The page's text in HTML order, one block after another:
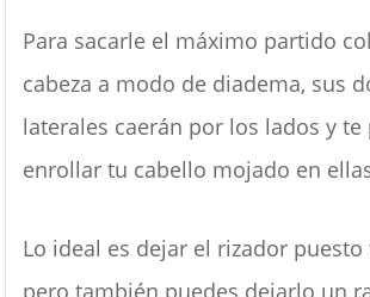
Para sacarle el máximo partido
cabeza a modo de diadema, sus
laterales caerán por los lados y
enrollar tu cabello mojado en
Lo ideal es dejar el rizador
pero también puedes dejarlo un